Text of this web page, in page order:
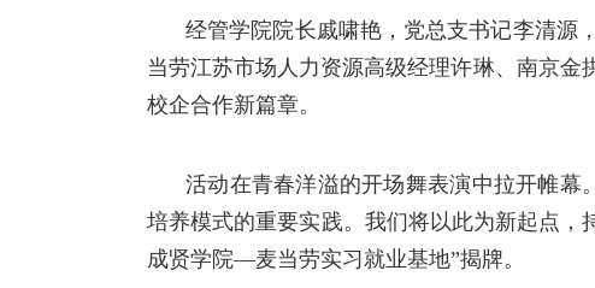
经管学院院长戚啸艳，党总支书记李清源
当劳江苏市场人力资源高级经理许琳、南京金
校企合作新篇章。
活动在青春洋溢的开场舞表演中拉开帷幕
培养模式的重要实践。我们将以此为新起点，
成贤学院—麦当劳实习就业基地”揭牌。